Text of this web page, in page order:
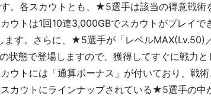
。各スカウトとも、★5選手は該当の得意戦術
ウトは1回10連3,000GBでスカウトがプレイ
ます。さらに、★5選手が「レベルMAX(Lv.50)
状態で登場しますので、獲得してすぐに戦力と
ウトには「通算ボーナス」が付いており、戦
カウトにラインナップされている★5選手の中